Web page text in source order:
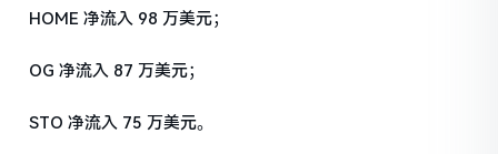
HOME 净流入 98 万美元；
OG 净流入 87 万美元；
STO 净流入 75 万美元。